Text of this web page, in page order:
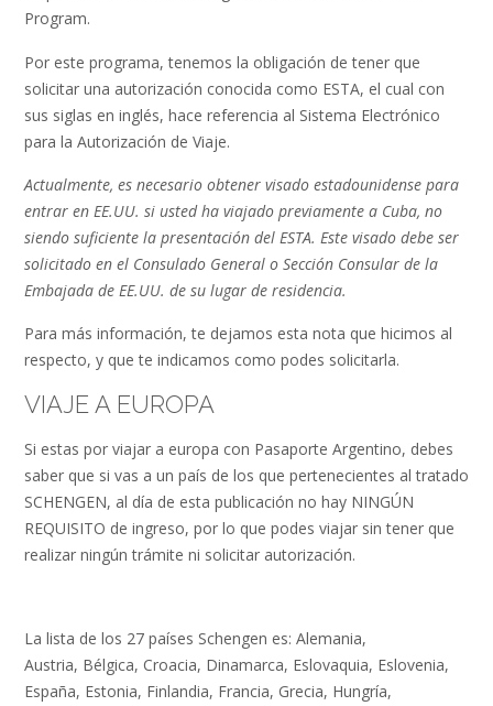
Program.
Por este programa, tenemos la obligación de tener que
solicitar una autorización conocida como ESTA, el cual con
sus siglas en inglés, hace referencia al Sistema Electrónico
para la Autorización de Viaje.
Actualmente, es necesario obtener visado estadounidense para
entrar en EE.UU. si usted ha viajado previamente a Cuba, no
siendo suficiente la presentación del ESTA. Este visado debe ser
solicitado en el Consulado General o Sección Consular de la
Embajada de EE.UU. de su lugar de residencia.
Para más información, te dejamos esta nota que hicimos al
respecto, y que te indicamos como podes solicitarla.
VIAJE A EUROPA
Si estas por viajar a europa con Pasaporte Argentino, debes
saber que si vas a un país de los que pertenecientes al tratado
SCHENGEN, al día de esta publicación no hay NINGÚN
REQUISITO de ingreso, por lo que podes viajar sin tener que
realizar ningún trámite ni solicitar autorización.
La lista de los 27 países Schengen es: Alemania,
Austria, Bélgica, Croacia, Dinamarca, Eslovaquia, Eslovenia,
España, Estonia, Finlandia, Francia, Grecia, Hungría,